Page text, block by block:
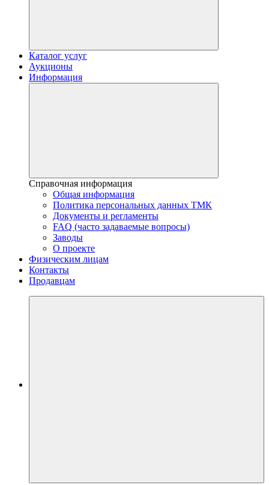
Каталог услуг
Аукционы
Информация
Справочная информация
Общая информация
Политика персональных данных ТМК
Документы и регламенты
FAQ (часто задаваемые вопросы)
Заводы
О проекте
Физическим лицам
Контакты
Продавцам